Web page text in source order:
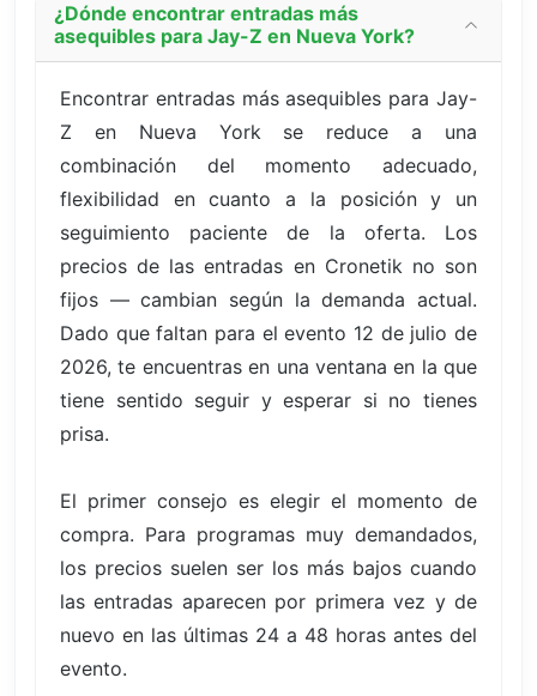
¿Dónde encontrar entradas más
asequibles para Jay-Z en Nueva York?
Encontrar entradas más asequibles para Jay-
Z en Nueva York se reduce a una
combinación del momento adecuado,
flexibilidad en cuanto a la posición y un
seguimiento paciente de la oferta. Los
precios de las entradas en Cronetik no son
fijos — cambian según la demanda actual.
Dado que faltan para el evento 12 de julio de
2026, te encuentras en una ventana en la que
tiene sentido seguir y esperar si no tienes
prisa.
El primer consejo es elegir el momento de
compra. Para programas muy demandados,
los precios suelen ser los más bajos cuando
las entradas aparecen por primera vez y de
nuevo en las últimas 24 a 48 horas antes del
evento.